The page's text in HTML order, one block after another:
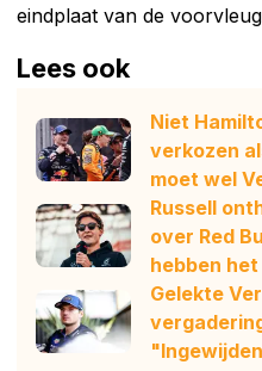
eindplaat van de
Lees ook
Niet
verkozen
moet wel
Russell
over Red
hebben
Gelekte